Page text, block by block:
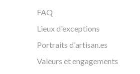
FAQ
Lieux d'exceptions
Portraits d'artisan.es
Valeurs et engagements